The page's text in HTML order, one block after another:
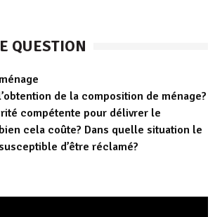
QUESTION
de la composition de ménage?
compétente pour délivrer le
cela coûte? Dans quelle situation le
d’être réclamé?